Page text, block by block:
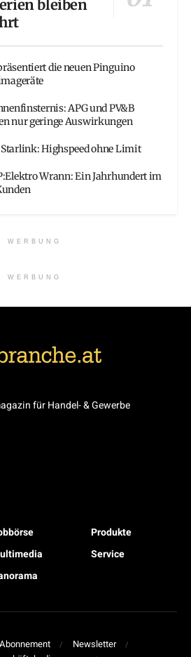
bleiben
die neuen Pinguino
APG und PV&B
nur geringe Auswirkungen
Highspeed ohne Limit
Wrann: Ein Jahrhundert im
WERBUNG
WERBUNG
für Handel- & Gewerbe
Produkte
Service
Abonnement
Newsletter